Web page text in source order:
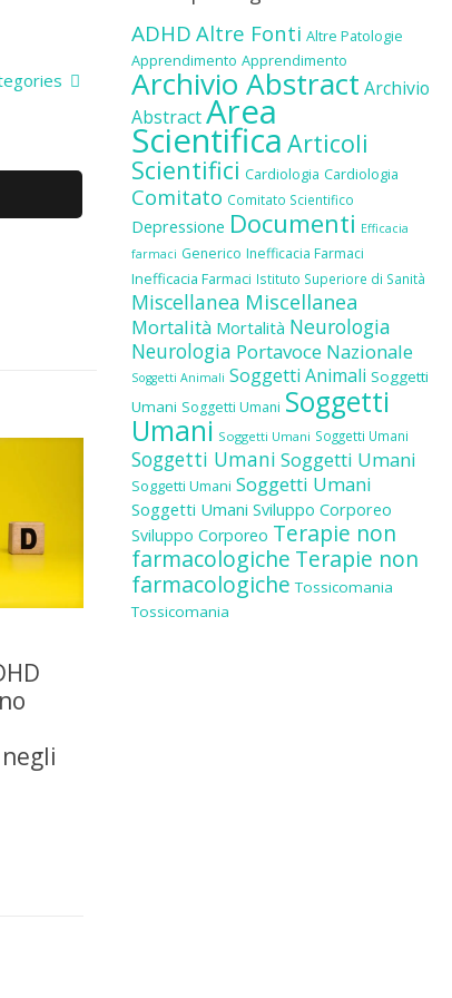
ADHD Altre Fonti Altre Patologie
Apprendimento Apprendimento
Archivio Abstract Archivio
AbstractArea
Scientifica Articoli
Scientifici Cardiologia Cardiologia
Comitato Comitato Scientifico
Depressione Documenti Efficacia
farmaci Generico Inefficacia Farmaci
Inefficacia Farmaci Istituto Superiore di Sanità
Miscellanea Miscellanea
Mortalità Mortalità Neurologia
Neurologia Portavoce Nazionale
Soggetti Animali Soggetti Animali Soggetti
Umani Soggetti Umani Soggetti
Umani Soggetti Umani Soggetti Umani
Soggetti Umani Soggetti Umani
Soggetti Umani Soggetti Umani
Soggetti Umani Sviluppo Corporeo
Sviluppo Corporeo Terapie non
farmacologiche Terapie non
farmacologiche Tossicomania
Tossicomania